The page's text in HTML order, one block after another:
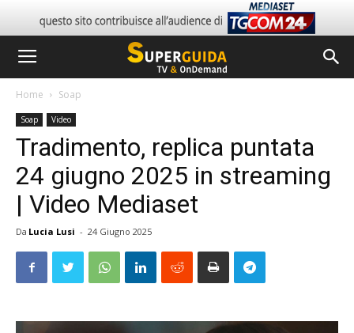
Home Soap
Soap Video
Tradimento, replica puntata
24 giugno 2025 in streaming
| Video Mediaset
Da Lucia Lusi - 24 Giugno 2025